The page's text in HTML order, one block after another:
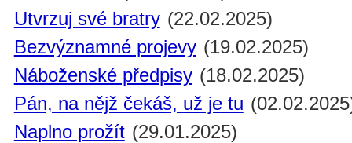
Utvrzuj své bratry (22.02.2025)
Bezvýznamné projevy (19.02.2025)
Náboženské předpisy (18.02.2025)
Pán, na nějž čekáš, už je tu
Naplno prožít (29.01.2025)